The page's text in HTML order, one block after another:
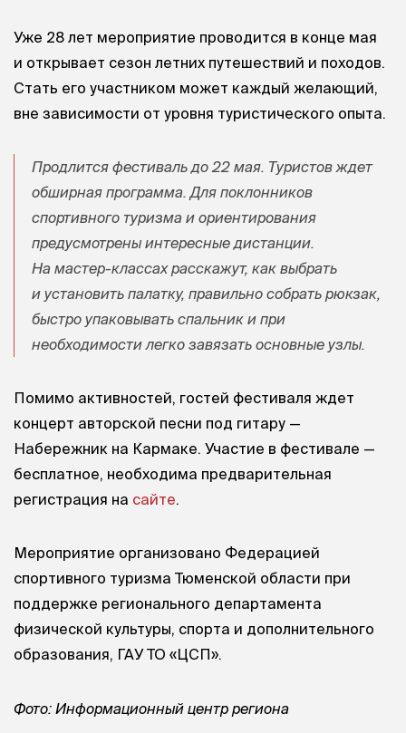
Уже 28 лет мероприятие проводится в конце мая
и открывает сезон летних путешествий и походов.
Стать его участником может каждый желающий,
вне зависимости от уровня туристического опыта.
Продлится фестиваль до 22 мая. Туристов ждет
обширная программа. Для поклонников
спортивного туризма и ориентирования
предусмотрены интересные дистанции.
На мастер-классах расскажут, как выбрать
и установить палатку, правильно собрать рюкзак,
быстро упаковывать спальник и при
необходимости легко завязать основные узлы.
Помимо активностей, гостей фестиваля ждет
концерт авторской песни под гитару —
Набережник на Кармаке. Участие в фестивале —
бесплатное, необходима предварительная
регистрация на сайте.
Мероприятие организовано Федерацией
спортивного туризма Тюменской области при
поддержке регионального департамента
физической культуры, спорта и дополнительного
образования, ГАУ ТО «ЦСП».
Фото: Информационный центр региона